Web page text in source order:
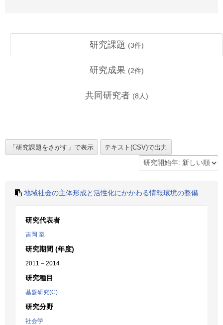
研究課題 (3件)
研究成果 (2件)
共同研究者 (8 人)
地域社会の主体形成と活性化にかかわる情報環境の整備
研究代表者
吉岡 至
研究期間 (年度)
2011 – 2014
研究種目
基盤研究(C)
研究分野
社会学